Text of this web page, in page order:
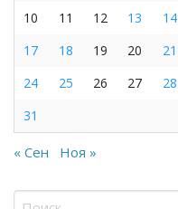
10
11 12 13 14
17
18 19 20 21
24
25 26 27 28
31
« Сен Ноя »